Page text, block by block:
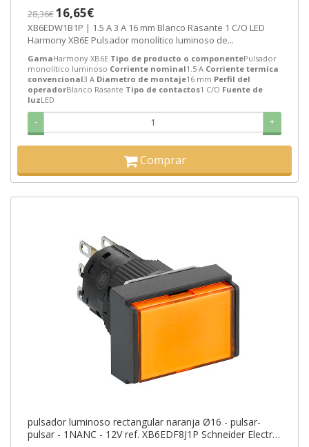
28,36€16,65€
XB6EDW1B1P | 1.5 A 3 A 16 mm Blanco Rasante 1 C/O LED
Harmony XB6E Pulsador monolítico luminoso de...
GamaHarmony XB6E Tipo de producto o componentePulsador
monolítico luminoso Corriente nominal1.5 A Corriente termica
convencional3 A Diametro de montaje16 mm Perfil del
operadorBlanco Rasante Tipo de contactos1 C/O Fuente de
luzLED
- +
Comprar
pulsador luminoso rectangular naranja Ø16 - pulsar-
pulsar - 1NANC - 12V ref. XB6EDF8J1P Schneider Electric